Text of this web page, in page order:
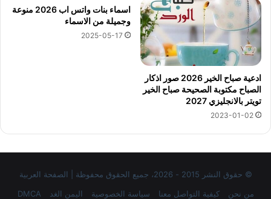
ادعية صباح الخير 2026 صور اذكار
الصباح مكتوبة الصحيحة صباح الخير
تويتر بالانجليزي 2027
2023-01-02
اسماء بنات واتس اب 2026 منوعة
وجميلة من الاسماء
2025-05-17
© حقوق النشر 2015 - 2026، جميع الحقوق محفوظة | الصفحة العربية
من نحن
كيفية التواصل معنا سياسة الخصوصية اليمن الغد DMCA